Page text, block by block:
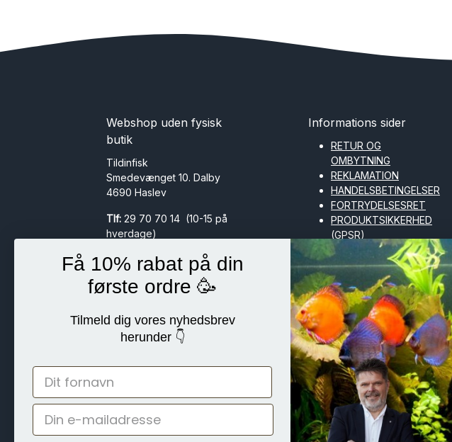
Webshop uden fysisk
butik
Tildinfisk
Smedevænget 10. Dalby
4690 Haslev
Tlf: 29 70 70 14 (10-15 på
hverdage)
CVR:
30611659 HS Invest
ApS
Informations sider
RETUR OG
OMBYTNING
REKLAMATION
HANDELSBETINGELSER
FORTRYDELSESRET
PRODUKTSIKKERHED
(GPSR)
COOKIES OG
PRIVATLIVSPOLITIK
FORTRYD KØB
OM TILDINFISK
SITEMAP
BLOG
Følg os her
Få 10% rabat på din
første ordre 🥳
Tilmeld dig vores nyhedsbrev
herunder 👇